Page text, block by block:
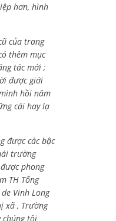
hơn, hình
của trang
thêm mục
tác mới ;
được giới
hồi năm
cái hay lạ
được các bậc
trường
phong
TH Tống
de Vinh Long
xã , Trường
chúng tôi